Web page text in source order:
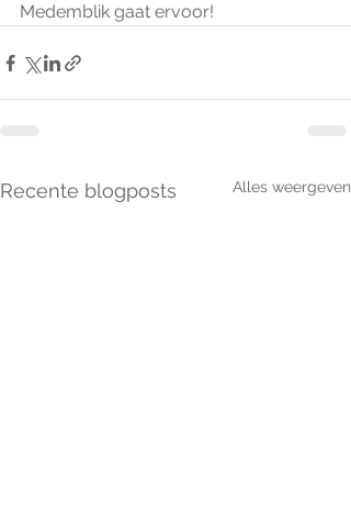
Medemblik gaat ervoor!
Recente blogposts Alles weergeven